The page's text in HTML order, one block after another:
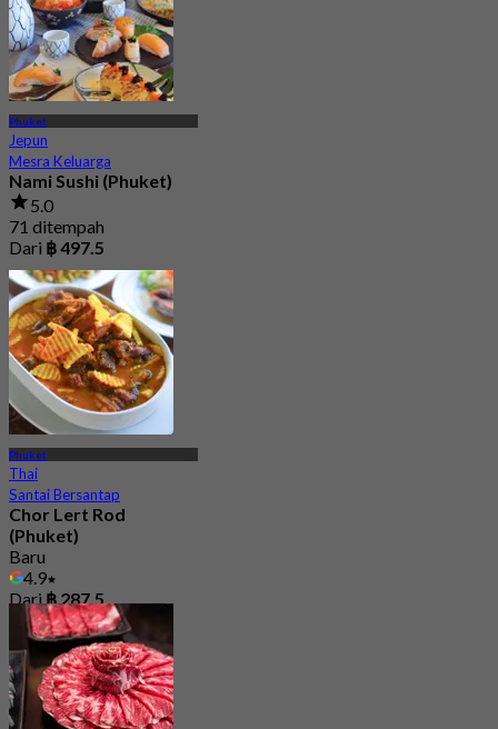
Phuket
Jepun
Mesra Keluarga
Nami Sushi (Phuket)
5.0
71 ditempah
Dari ฿ 497.5
Phuket
Thai
Santai Bersantap
Chor Lert Rod
(Phuket)
Baru
4.9
Dari ฿ 287.5